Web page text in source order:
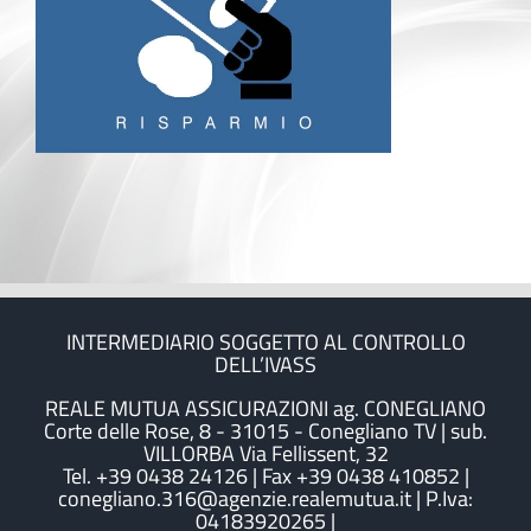
INTERMEDIARIO SOGGETTO AL CONTROLLO
DELL’IVASS
REALE MUTUA ASSICURAZIONI ag. CONEGLIANO
Corte delle Rose, 8 - 31015 - Conegliano TV | sub.
VILLORBA Via Fellissent, 32
Tel. +39 0438 24126 | Fax +39 0438 410852 |
conegliano.316@agenzie.realemutua.it | P.Iva:
04183920265 |